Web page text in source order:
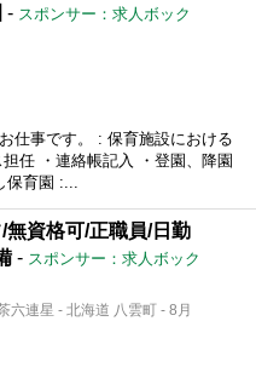
- スポンサー：求人ボック
仕事です。 : 保育施設における
任 ・連絡帳記入 ・登園、降園
育園 :...
無資格可/正職員/日勤
- スポンサー：求人ボック
六連星 - 北海道 八雲町 - 8月